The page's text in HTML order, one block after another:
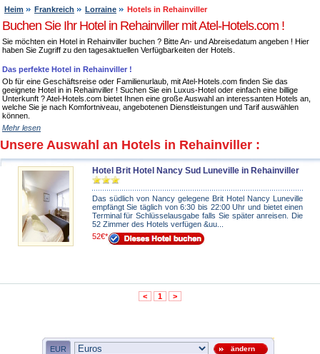
Heim Frankreich Lorraine Hotels in Rehainviller
Buchen Sie Ihr Hotel in Rehainviller mit Atel-Hotels.com !
Sie möchten ein Hotel in Rehainviller buchen ? Bitte An- und Abreisedatum angeben ! Hier
haben Sie Zugriff zu den tagesaktuellen Verfügbarkeiten der Hotels.
Das perfekte Hotel in Rehainviller !
Ob für eine Geschäftsreise oder Familienurlaub, mit Atel-Hotels.com finden Sie das
geeignete Hotel in in Rehainviller ! Suchen Sie ein Luxus-Hotel oder einfach eine billige
Unterkunft ? Atel-Hotels.com bietet Ihnen eine große Auswahl an interessanten Hotels an,
welche Sie je nach Komfortniveau, angebotenen Dienstleistungen und Tarif auswählen
können.
Mehr lesen
Unsere Auswahl an Hotels in Rehainviller :
Hotel Brit Hotel Nancy Sud Luneville in Rehainviller
Das südlich von Nancy gelegene Brit Hotel Nancy Luneville
empfängt Sie täglich von 6:30 bis 22:00 Uhr und bietet einen
Terminal für Schlüsselausgabe falls Sie später anreisen. Die
52 Zimmer des Hotels verfügen &uu...
52€*
< 1 >
EUR ändern